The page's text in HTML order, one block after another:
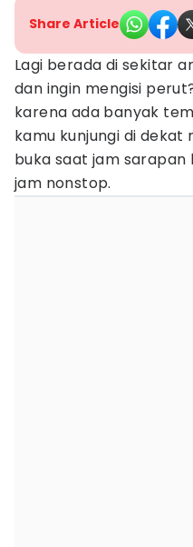
Share Article
Lagi berada di sekitar
dan ingin mengisi
karena ada banyak
kamu kunjungi di dekat
buka saat jam sarapan
jam nonstop.